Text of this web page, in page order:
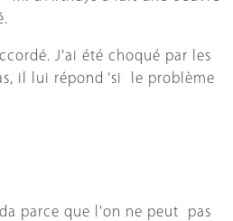
J'ai été choqué par les
il lui répond ‘si le problème
parce que l'on ne peut pas